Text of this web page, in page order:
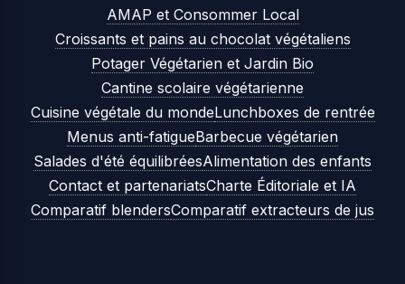
AMAP et Consommer Local
Croissants et pains au chocolat végétaliens
Potager Végétarien et Jardin Bio
Cantine scolaire végétarienne
Cuisine végétale du mondeLunchboxes de rentrée
Menus anti-fatigueBarbecue végétarien
Salades d'été équilibréesAlimentation des enfants
Contact et partenariatsCharte Éditoriale et IA
Comparatif blendersComparatif extracteurs de jus